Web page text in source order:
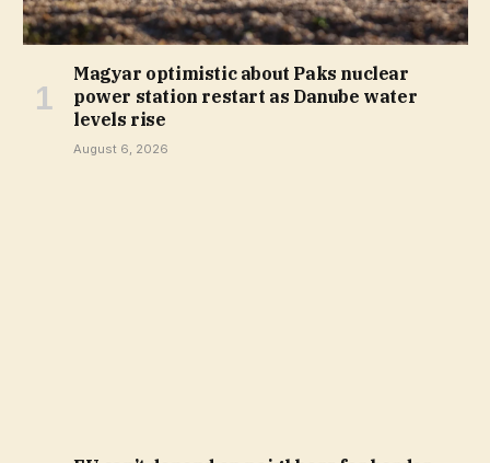
Magyar optimistic about Paks nuclear
power station restart as Danube water
levels rise
August 6, 2026